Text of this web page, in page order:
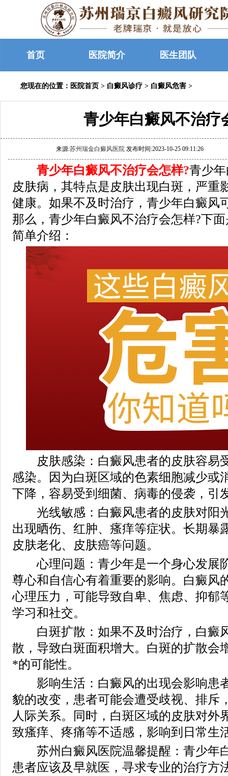
首页 医院简介 医生团队
您现在的位置： 医院首页 > 白癜风诊疗 > 白癜风危害 >
青少年白癜风不治疗
来源:苏州瑞金白癜风医院 发布时间:2023-10-25 09:11:26
青少年白癜风不治疗会怎样?青少
皮肤病，其特点是皮肤出现白斑，严重
健康。如果不及时治疗，青少年白癜风
那么，青少年白癜风不治疗会怎样?下面
简单介绍：
皮肤感染：白癜风患者的皮肤容易
感染。因为白斑区域的色素细胞减少或
下降，容易受到细菌、病毒的侵袭，引
光线敏感：白癜风患者的皮肤对阳
出现晒伤、红肿、瘙痒等症状。长期暴
皮肤老化、皮肤癌等问题。
心理问题：青少年是一个身心发展
尊心和自信心有着重要的影响。白癜风
心理压力，可能导致自卑、焦虑、抑郁
学习和社交。
白斑扩散：如果不及时治疗，白癜
散，导致白斑面积增大。白斑的扩散会
*的可能性。
影响生活：白癜风的出现会影响患
貌的改变，患者可能会遭受歧视、排斥
人际关系。同时，白斑区域的皮肤对外
致瘙痒、疼痛等不适感，影响到日常生
苏州白癜风医院温馨提醒：青少年
患者应该及早就医，寻求专业的治疗方